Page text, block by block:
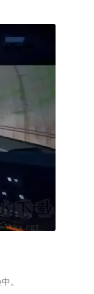
。